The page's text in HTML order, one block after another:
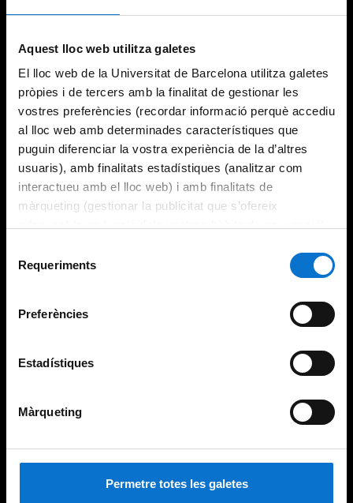
Aquest lloc web utilitza galetes
El lloc web de la Universitat de Barcelona utilitza galetes
pròpies i de tercers amb la finalitat de gestionar les
vostres preferències (recordar informació perquè accediu
al lloc web amb determinades característiques que
puguin diferenciar la vostra experiència de la d’altres
usuaris), amb finalitats estadístiques (analitzar com
interactueu amb el lloc web) i amb finalitats de
màrqueting (gestionar la publicitat que s’ofereix
consultar laPolítica de galetes del lloc web de la
Requeriments
Preferències
Estadístiques
Màrqueting
Permetre totes les galetes